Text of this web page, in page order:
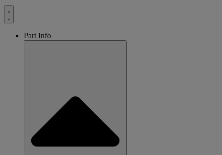
Part Info